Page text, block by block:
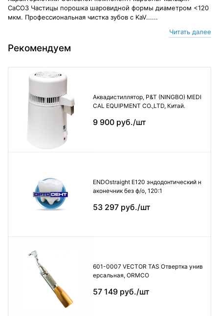
CaCO3 Частицы порошка шаровидной формы диаметром <120
мкм. Профессиональная чистка зубов с KaV......
Читать далее
Рекомендуем
Аквадистиллятор, P&T (NINGBO) MEDI
CAL EQUIPMENT CO.,LTD, Китай.
9 900 руб./шт
ENDOstraight E120 эндодонтический н
аконечник без ф/о, 120:1
53 297 руб./шт
601-0007 VECTOR TAS Отвертка унив
ерсальная, ORMCO
57 149 руб./шт